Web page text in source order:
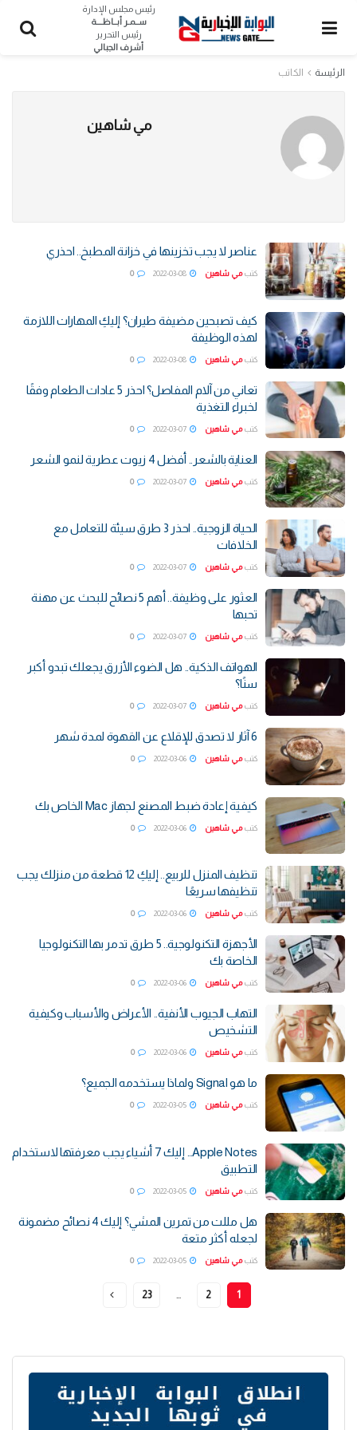
رئيس مجلس الإدارة
ســمـر أبــاظــــة
رئيس التحرير
أشرف الجبالي
الرئيسة الكاتب
مي شاهين
عناصر لا يجب تخزينها في خزانة المطبخ.. احذري
كتب مي شاهين 0
كيف تصبحين مضيفة طيران؟ إليكِ المهارات اللازمة
لهذه الوظيفة
كتب مي شاهين 0
تعاني من آلام المفاصل؟ احذر 5 عادات الطعام وفقًا
لخبراء التغذية
كتب مي شاهين 0
العناية بالشعر.. أفضل 4 زيوت عطرية لنمو الشعر
كتب مي شاهين 0
الحياة الزوجية.. احذر 3 طرق سيئة للتعامل مع
الخلافات
كتب مي شاهين 0
العثور على وظيفة.. أهم 5 نصائح للبحث عن مهنة
تحبها
كتب مي شاهين 0
الهواتف الذكية.. هل الضوء الأزرق يجعلك تبدو أكبر
سنًا؟
كتب مي شاهين 0
6 آثار لا تصدق للإقلاع عن القهوة لمدة شهر
كتب مي شاهين 0
كيفية إعادة ضبط المصنع لجهاز Mac الخاص بك
كتب مي شاهين 0
تنظيف المنزل للربيع.. إليكِ 12 قطعة من منزلك يجب
تنظيفها سريعًا
كتب مي شاهين 0
الأجهزة التكنولوجية.. 5 طرق تدمر بها التكنولوجيا
الخاصة بك
كتب مي شاهين 0
التهاب الجيوب الأنفية.. الأعراض والأسباب وكيفية
التشخيص
كتب مي شاهين 0
ما هو Signal ولماذا يستخدمه الجميع؟
كتب مي شاهين 0
Apple Notes… إليك 7 أشياء يجب معرفتها لاستخدام
التطبيق
كتب مي شاهين 0
هل مللت من تمرين المشي؟ إليك 4 نصائح مضمونة
لجعله أكثر متعة
كتب مي شاهين 0
1
2
23